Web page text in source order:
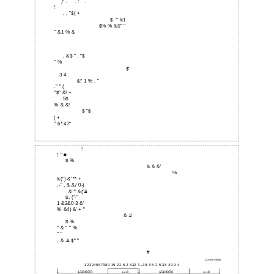
!
, . "$( +
$. " &1
$% % &$" "
" &1 % &
, &$ " . "$
" %
$'
3 4 .
$!' 1 % . "
." " (
"$" &! +
5$
% & &!
$ "$
( + .
" 6* 47"
!
! " #
$ %
& & &'
%
&(") &' ** +
,-" , &.&/ 0-)
&' " &("#
$, ("-"
1 &2&0 3 &'
% &4) &' + "
& #
$ %
" & " " %
" "
, & -# $" "
#
12345675886
12324567389 39 22 5 2 532112339 8 5 2 5 38 49 9 4
123245678 11238 123245678 11238